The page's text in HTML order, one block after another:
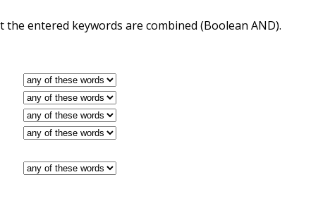
entered keywords are combined (Boolean AND).